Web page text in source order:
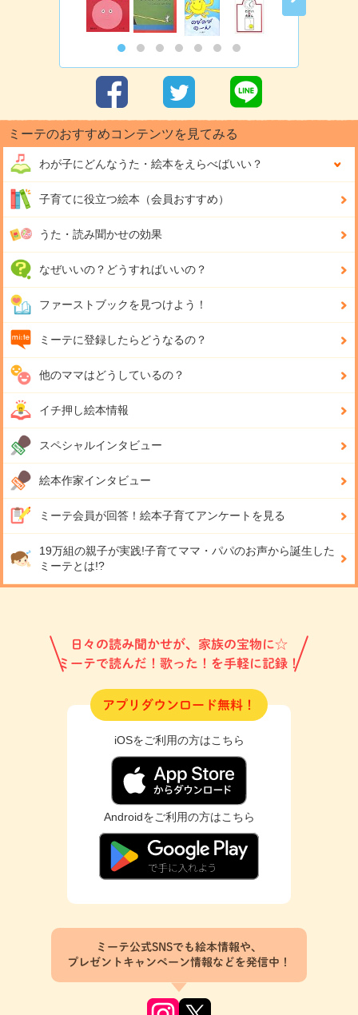
ミーテのおすすめコンテンツを見てみる
わが子にどんなうた・絵本をえらべばいい？
子育てに役立つ絵本（会員おすすめ）
うた・読み聞かせの効果
なぜいいの？どうすればいいの？
ファーストブックを見つけよう！
ミーテに登録したらどうなるの？
他のママはどうしているの？
イチ押し絵本情報
スペシャルインタビュー
絵本作家インタビュー
ミーテ会員が回答！ 絵本子育てアンケートを見る
19万組の親子が実践!子育てママ・パパのお声から誕生した
ミーテとは!?
日々の読み聞かせが、家族の宝物に☆
ミーテで読んだ！歌った！を手軽に記録！
アプリダウンロード無料！
iOSをご利用の方はこちら
Androidをご利用の方はこちら
ミーテ公式SNSでも絵本情報や、
プレゼントキャンペーン情報などを発信中！